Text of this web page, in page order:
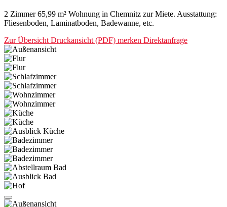
2 Zimmer 65,99 m² Wohnung in Chemnitz zur Miete. Ausstattung:
Fliesenboden, Laminatboden, Badewanne, etc.
Zur ÜbersichtDruckansicht (PDF) merken Direktanfrage